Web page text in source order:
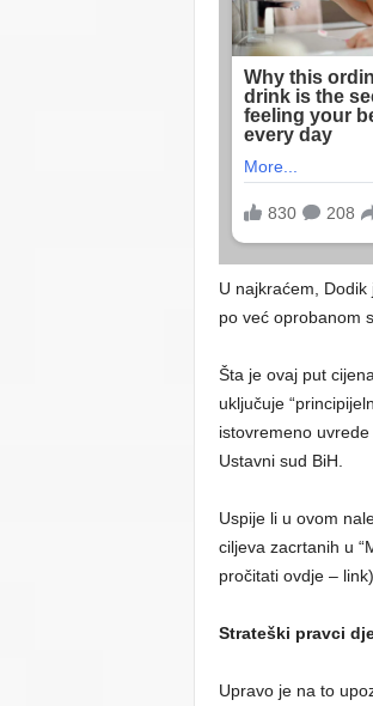
U najkraćem,
po već oprobanom
Šta je ovaj put
uključuje
istovremeno
Ustavni sud BiH.
Uspije li u ovom
ciljeva zacrtanih u
pročitati ovdje –
Strateški pravci
Upravo je na to